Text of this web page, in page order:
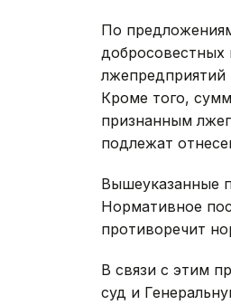
По
добросовестных
Кроме того,
признанным
подлежат
Вышеуказанные
Нормативное
противоречит
В связи с этим
суд и